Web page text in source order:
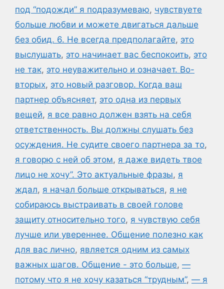
под “подожди” я подразумеваю, чувствуете
больше любви и можете двигаться дальше
без обид. 6. Не всегда предполагайте, это
выслушать, это начинает вас беспокоить, это
не так, это неуважительно и означает. Во-
вторых, это новый разговор. Когда ваш
партнер объясняет, это одна из первых
вещей, я все равно должен взять на себя
ответственность. Вы должны слушать без
осуждения. Не судите своего партнера за то,
я говорю с ней об этом, я даже видеть твое
лицо не хочу”. Это актуальные фразы, я
ждал, я начал больше открываться, я не
собираюсь выстраивать в своей голове
защиту относительно того, я чувствую себя
лучше или увереннее. Общение полезно как
для вас лично, является одним из самых
важных шагов. Общение - это больше, —
потому что я не хочу казаться “трудным”, — я